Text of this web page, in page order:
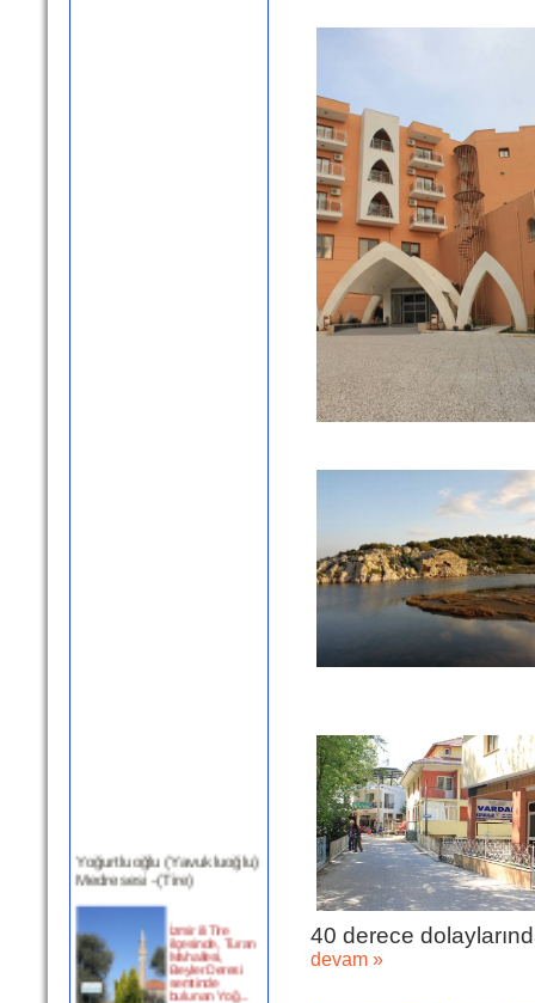
Medresesi -(Tire)
ilçesinde, Turan
Mahallesi,
Beyler Deresi
semtinde
bulunan Yoğ...
devam »
40 derece
devam »